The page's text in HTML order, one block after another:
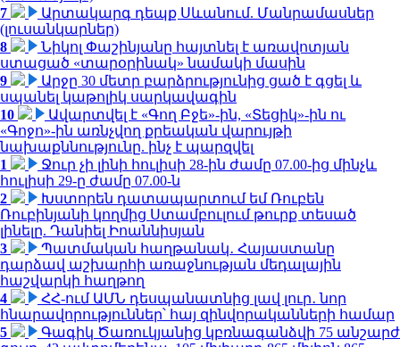
7
Արտակարգ դեպք Սևանում. Մանրամասներ
(լուսանկարներ)
8
Նիկոլ Փաշինյանը հայտնել է առավոտյան
ստացած «տարօրինակ» նամակի մասին
9
Արջը 30 մետր բարձրությունից ցած է գցել և
սպանել կաթոլիկ սարկավագին
10
Ավարտվել է «Գող Բջե»-ին, «Տեցիկ»-ին ու
«Գոջո»-ին առնչվող քրեական վարույթի
նախաքննությունը. ինչ է պարզվել
1
Ջուր չի լինի հուլիսի 28-ին ժամը 07.00-ից մինչև
հուլիսի 29-ը ժամը 07.00-ն
2
Խստորեն դատապարտում եմ Ռուբեն
Ռուբինյանի կողմից Ստամբուլում թուրք տեսած
լինելը. Դանիել Իոաննիսյան
3
Պատմական հաղթանակ․ Հայաստանը
դարձավ աշխարհի առաջնության մեդալային
հաշվարկի հաղթող
4
ՀՀ-ում ԱՄՆ դեսպանատնից լավ լուր․ նոր
հնարավորություններ՝ հայ զինվորականների համար
5
Գագիկ Ծառուկյանից կբռնագանձվի 75 անշարժ